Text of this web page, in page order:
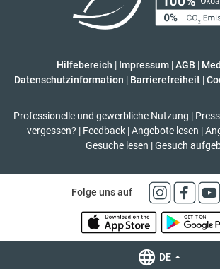
Hilfebereich | Impressum |AGB |
Datenschutzinformation | Barrierefreiheit |
Professionelle und gewerbliche Nutzung |
vergessen? | Feedback | Angebote lesen |
Gesuche lesen | Gesuch
Folge uns auf
DE